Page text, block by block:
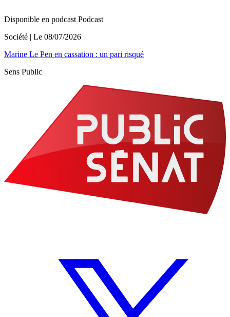
Disponible en podcast Podcast
Société | Le 08/07/2026
Marine Le Pen en cassation : un pari risqué
Sens Public